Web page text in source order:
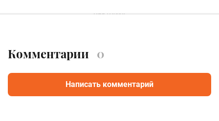
Комментарии 0
Написать комментарий